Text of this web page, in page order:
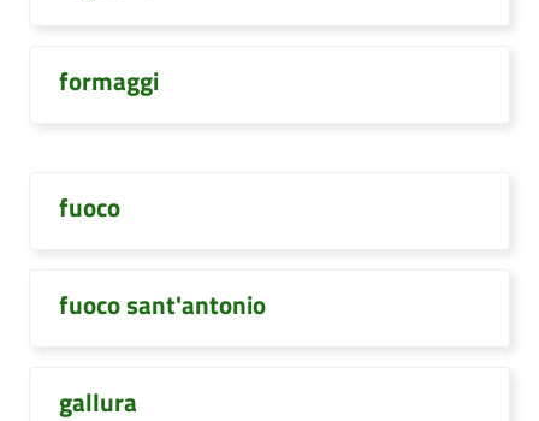
formaggi
fuoco
fuoco sant'antonio
gallura